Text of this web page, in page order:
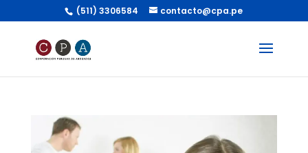
(511) 3306584 contacto@cpa.pe